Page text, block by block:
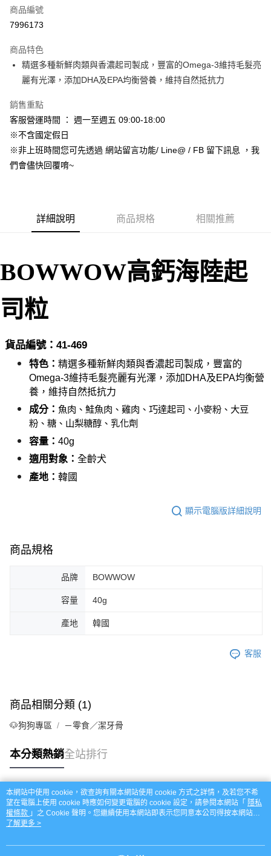
信用卡分期付款
合作金庫商業銀行
華南商業銀行
彰化商業銀行
上海商業儲蓄銀行
台北富邦商業銀行
臺灣中小企業銀行
匯豐（台灣）商業銀行
華泰商業銀行
聯邦商業銀行
元大商業銀行
永豐商業銀行
台新國際商業銀行
超商取貨付款
LINE Pay
Apple Pay
街口支付
悠遊付
Google Pay
【關於「AFTEE先享後付」】
AFTEE先享後付是「在收到商品之後才付款」的支付方式。 讓您購物簡單
２．便利：只要手機號碼，簡訊認證，即可結帳。
３．安心：先確認商品／服務後，再付款。
【「AFTEE先享後付」結帳流程】
１．於結帳方式選擇「AFTEE先享後付」後，將跳轉至「AFTEE先享後付」
結帳頁面，進行簡訊認證並確認金額後，即可完成結帳。
３．收到繳費通知簡訊後14天內，點擊此簡訊中的連結，可透過四大超商／
※ 請注意：結帳手續完成當下不需立刻繳費，但若您需要取消訂單，請聯絡
購買商品的店家。未經商家同意取消之訂單仍視為有效，需透過AFTEE先享
後付繳納相關費用。
※ 交易是否成功請以「AFTEE先享後付 」之結帳頁面顯示為準，若有關於
是否繳費成功／繳費後需取消欲退款等相關疑問，請聯繫「AFTEE先享後付
客戶支援中心」
https://netprotections.freshdesk.com/support/home
【注意事項】
易，需依本服務之必要範圍內提供個人資料，並將交易相關給付款項請求債
權轉讓予恩沛科技股份有限公司。
２．關於個人資料處理事宜，請瀏覽以下網址：
３．未成年的使用者請事先徵得法定代理人或監護人之同意方可使用
「AFTEE先享後付」，若未經同意申辦者引起之損失，本公司不負相關責
時審查核予不同之上限額度；若仍有額度不足之情形，本公司將視審查結果
恩沛科技股份有限公司將有權停止該用戶之使用額度並採取法律行動。
ATM付款
全家取貨付款_限重5KG
每筆NT$60，滿NT$999(含以上)免運費
付款後全家取貨_限重5KG
萊爾富取貨付款_限重10KG
每筆NT$60，滿NT$999(含以上)免運費
付款後萊爾富取貨_限重10KG
每筆NT$60，滿NT$999(含以上)免運費
7-11取貨付款_限重10KG
每筆NT$60，滿NT$999(含以上)免運費
付款後7-11取貨_限重10KG
中壢限定｜毛速配 14:00前下單當日到！🐶
商品編號
7996173
商品特色
精選多種新鮮肉類與香濃起司製成，豐富的Omega-3維持毛髮亮
麗有光澤，添加DHA及EPA均衡營養，維持自然抵抗力
銷售重點
客服營運時間 ： 週一至週五 09:00-18:00
※不含國定假日
※非上班時間您可先透過 網站留言功能/ Line@ / FB 留下訊息 ，我
們會儘快回覆唷~
詳細說明 商品規格 相關推薦
BOWWOW高鈣海陸起
司粒
貨品編號：41-469
特色： 精選多種新鮮肉類與香濃起司製成，豐富的
Omega-3維持毛髮亮麗有光澤， 添加DHA及EPA均衡營
養，維持自然抵抗力
成分： 魚肉、鮭魚肉、雞肉、巧達起司、小麥粉、大豆
粉、糖、山梨糖醇、乳化劑
容量： 40g
適用對象： 全齡犬
產地： 韓國
顯示電腦版詳細說明
商品規格
品牌 BOWWOW
容量 40g
產地 韓國
客服
商品相關分類 (1)
🐶狗狗專區 －零食／潔牙骨
本分類熱銷全站排行
熱門標籤
本網站中使用 cookie，欲查詢有關本網站使用 cookie 方式之詳情，及若您不希
望在電腦上使用 cookie 時應如何變更電腦的 cookie 設定，請參閱本網站「 隱私
權條款 」之 Cookie 聲明。您繼續使用本網站即表示您同意本公司得按本網站使
用條款之 Cookie 聲明使用 cookie。
了解更多 >